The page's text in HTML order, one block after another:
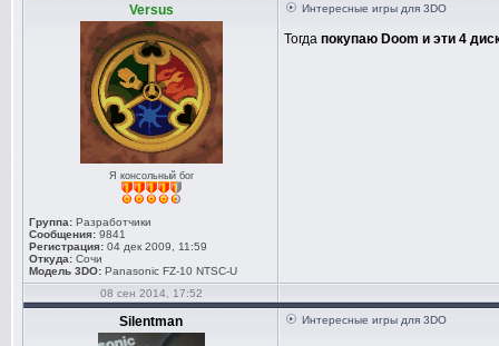
Versus
Я консольный бог
Группа: Разработчики
Сообщения: 9841
Регистрация: 04 дек 2009, 11:59
Откуда: Сочи
Модель 3DO: Panasonic FZ-10 NTSC-U
Интересные игры для 3DO
Тогда покупаю Doom и эти 4
08 сен 2014, 17:52
Silentman Интересные игры для 3DO